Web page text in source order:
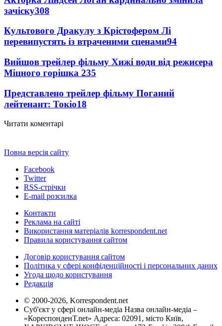
зачіску308
Культового Дракулу з Крістофером Лі
перевипустять із втраченими сценами94
Вийшов трейлер фільму Хижі води від режисера
Міцного горішка 235
Представлено трейлер фільму Поганий
лейтенант: Токіо18
Читати коментарі
Повна версія сайту
Facebook
Twitter
RSS-стрічки
E-mail розсилка
Контакти
Реклама на сайті
Використання матеріалів korrespondent.net
Правила користування сайтом
Договір користування сайтом
Політика у сфері конфіденційності і персональних даних
Угода щодо користування
Редакція
© 2000-2026, Korrespondent.net
Суб'єкт у сфері онлайн-медіа Назва онлайн-медіа –
«КореспонденТ.net» Адреса: 02091, місто Київ,